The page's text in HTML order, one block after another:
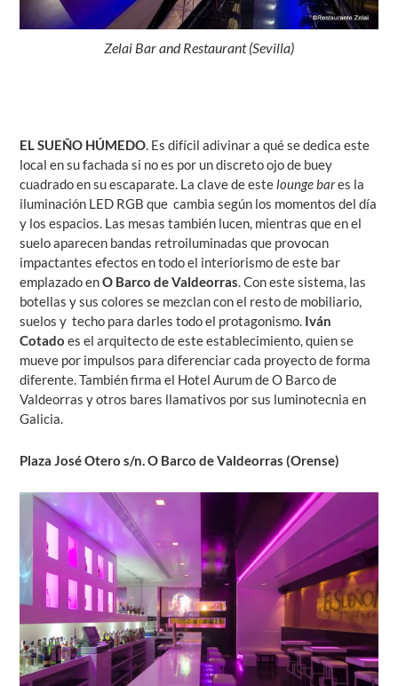
Zelai Bar and Restaurant (Sevilla)
EL SUEÑO HÚMEDO. Es difícil adivinar a qué se dedica este
local en su fachada si no es por un discreto ojo de buey
cuadrado en su escaparate. La clave de estelounge bares la
iluminación LED RGB que cambia según los momentos del día
y los espacios. Las mesas también lucen, mientras que en el
suelo aparecen bandas retroiluminadas que provocan
impactantes efectos en todo el interiorismo de este bar
emplazado enO Barco de Valdeorras. Con este sistema, las
botellas y sus colores se mezclan con el resto de mobiliario,
suelos y techo para darles todo el protagonismo. Iván
Cotado es el arquitecto de este establecimiento, quien se
mueve por impulsos para diferenciar cada proyecto de forma
diferente. También firma el Hotel Aurum de O Barco de
Valdeorras y otros bares llamativos por sus luminotecnia en
Galicia.
Plaza José Otero s/n. O Barco de Valdeorras (Orense)